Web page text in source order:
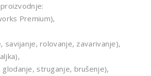
Premium),
savijanje, rolovanje, zavarivanje),
glodanje, struganje, brušenje),